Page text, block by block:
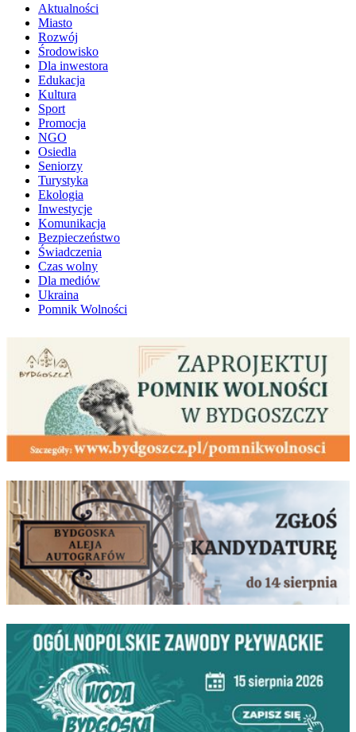
Aktualności
Miasto
Rozwój
Środowisko
Dla inwestora
Edukacja
Kultura
Sport
Promocja
NGO
Osiedla
Seniorzy
Turystyka
Ekologia
Inwestycje
Komunikacja
Bezpieczeństwo
Świadczenia
Czas wolny
Dla mediów
Ukraina
Pomnik Wolności